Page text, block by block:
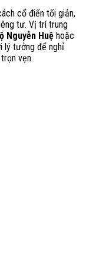
cổ điển tối giản,
tư. Vị trí trung
Nguyễn Huệ hoặc
lý tưởng để nghỉ
vẹn.